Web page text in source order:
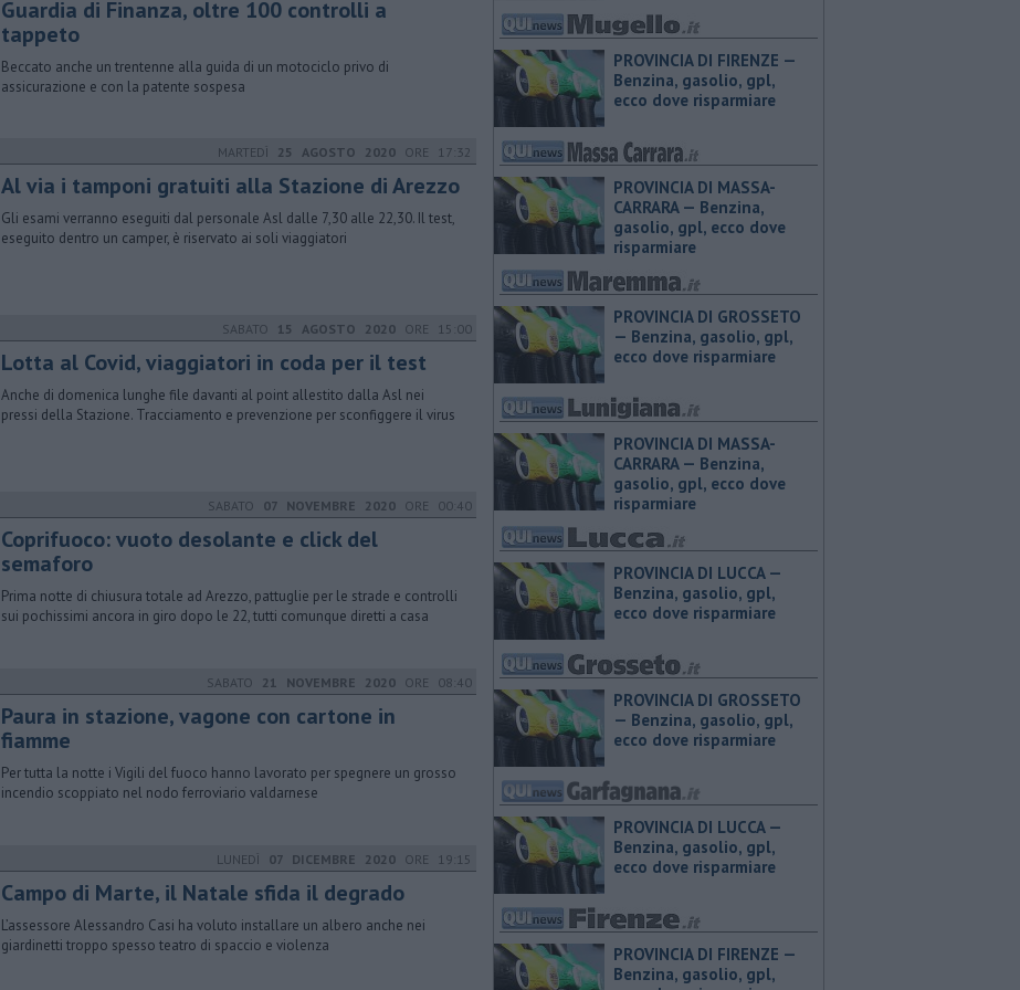
Guardia di Finanza, oltre 100 controlli a
tappeto
Beccato anche un trentenne alla guida di un motociclo privo di
assicurazione e con la patente sospesa
MARTEDÌ 25 AGOSTO 2020 ORE 17:32
Al via i tamponi gratuiti alla Stazione di Arezzo
Gli esami verranno eseguiti dal personale Asl dalle 7,30 alle 22,30. Il test,
eseguito dentro un camper, è riservato ai soli viaggiatori
SABATO 15 AGOSTO 2020 ORE 15:00
Lotta al Covid, viaggiatori in coda per il test
Anche di domenica lunghe file davanti al point allestito dalla Asl nei
pressi della Stazione. Tracciamento e prevenzione per sconfiggere il virus
SABATO 07 NOVEMBRE 2020 ORE 00:40
Coprifuoco: vuoto desolante e click del
semaforo
Prima notte di chiusura totale ad Arezzo, pattuglie per le strade e controlli
sui pochissimi ancora in giro dopo le 22, tutti comunque diretti a casa
SABATO 21 NOVEMBRE 2020 ORE 08:40
Paura in stazione, vagone con cartone in
fiamme
Per tutta la notte i Vigili del fuoco hanno lavorato per spegnere un grosso
incendio scoppiato nel nodo ferroviario valdarnese
LUNEDÌ 07 DICEMBRE 2020 ORE 19:15
Campo di Marte, il Natale sfida il degrado
L’assessore Alessandro Casi ha voluto installare un albero anche nei
giardinetti troppo spesso teatro di spaccio e violenza
PROVINCIA DI FIRENZE — ​
Benzina, gasolio, gpl,
ecco dove risparmiare
PROVINCIA DI MASSA-
CARRARA — ​Benzina,
gasolio, gpl, ecco dove
risparmiare
PROVINCIA DI GROSSETO
— ​Benzina, gasolio, gpl,
ecco dove risparmiare
PROVINCIA DI MASSA-
CARRARA — ​Benzina,
gasolio, gpl, ecco dove
risparmiare
PROVINCIA DI LUCCA — ​
Benzina, gasolio, gpl,
ecco dove risparmiare
PROVINCIA DI GROSSETO
— ​Benzina, gasolio, gpl,
ecco dove risparmiare
PROVINCIA DI LUCCA — ​
Benzina, gasolio, gpl,
ecco dove risparmiare
PROVINCIA DI FIRENZE — ​
Benzina, gasolio, gpl,